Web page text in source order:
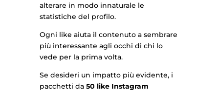
alterare in modo innaturale le
statistiche del profilo.
Ogni like aiuta il contenuto a sembrare
più interessante agli occhi di chi lo
vede per la prima volta.
Se desideri un impatto più evidente, i
pacchetti da 50 like Instagram